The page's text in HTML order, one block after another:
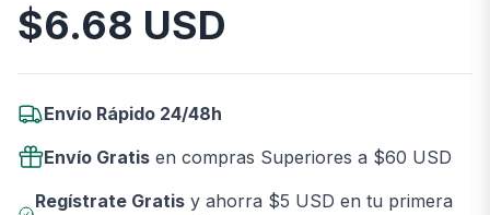
Información del Producto
$6.68 USD
Envío Rápido 24/48h
Envío Gratis en compras Superiores a $60 USD
Regístrate Gratisy ahorra $5 USD en tu primera